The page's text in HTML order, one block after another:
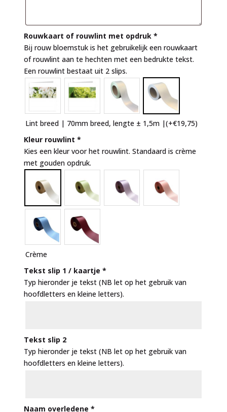
Rouwkaart of rouwlint met opdruk *
Bij rouw bloemstuk is het gebruikelijk een rouwkaart
of rouwlint aan te hechten met een bedrukte tekst.
Een rouwlint bestaat uit 2 slips.
Lint breed | 70mm breed, lengte ± 1,5m |(+€19,75)
Kleur rouwlint *
Kies een kleur voor het rouwlint. Standaard is crème
met gouden opdruk.
Crème
Tekst slip 1 / kaartje *
Typ hieronder je tekst (NB let op het gebruik van
hoofdletters en kleine letters).
Tekst slip 2
Typ hieronder je tekst (NB let op het gebruik van
hoofdletters en kleine letters).
Naam overledene *